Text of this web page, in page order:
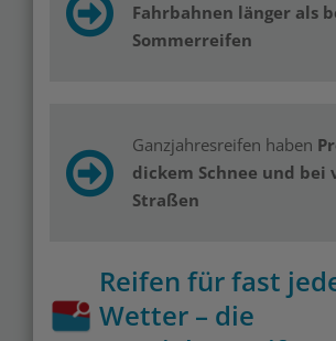
Fahrbahnen länger als
Sommerreifen
Ganzjahresreifen haben
dickem Schnee und bei
Straßen
Reifen für fast
Wetter – die